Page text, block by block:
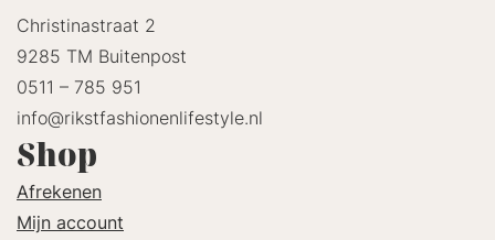
Christinastraat 2
9285 TM Buitenpost
0511 – 785 951
info@rikstfashionenlifestyle.nl
Shop
Afrekenen
Mijn account